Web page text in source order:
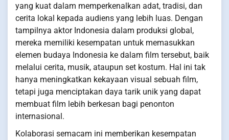
yang kuat dalam memperkenalkan adat, tradisi, dan
cerita lokal kepada audiens yang lebih luas. Dengan
tampilnya aktor Indonesia dalam produksi global,
mereka memiliki kesempatan untuk memasukkan
elemen budaya Indonesia ke dalam film tersebut, baik
melalui cerita, musik, ataupun set kostum. Hal ini tak
hanya meningkatkan kekayaan visual sebuah film,
tetapi juga menciptakan daya tarik unik yang dapat
membuat film lebih berkesan bagi penonton
internasional.
Kolaborasi semacam ini memberikan kesempatan